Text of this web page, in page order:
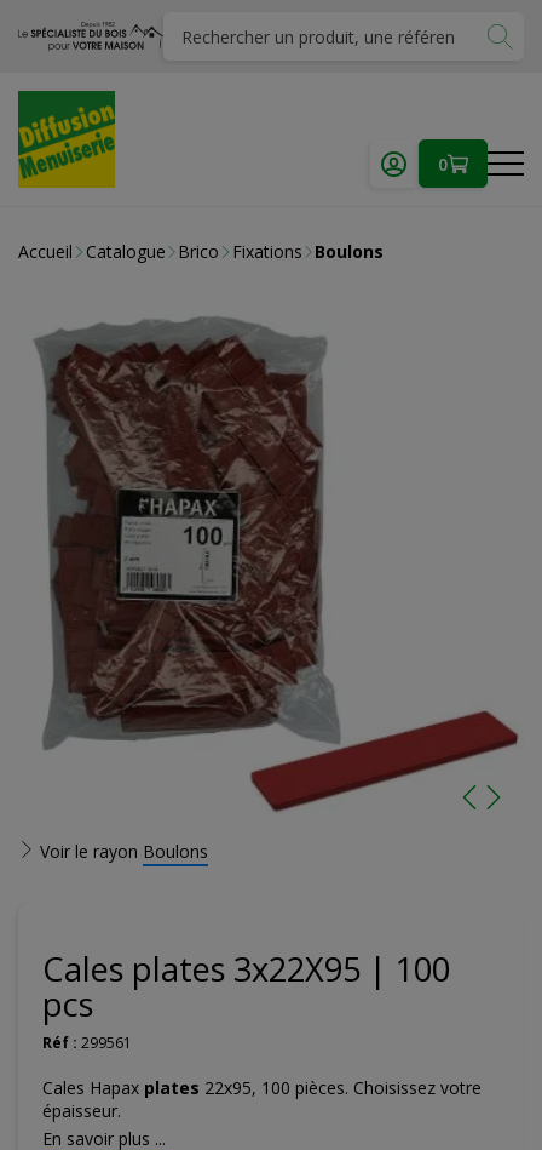
0
Accueil Catalogue Brico Fixations Boulons
Voir le rayon Boulons
Cales plates 3x22X95 | 100
pcs
Réf : 299561
Cales Hapax plates 22x95, 100 pièces. Choisissez votre
épaisseur.
En savoir plus ...